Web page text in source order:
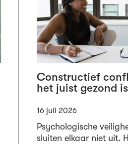
Constructief
het juist gezond is
16 juli 2026
Psychologische
sluiten elkaar niet uit.